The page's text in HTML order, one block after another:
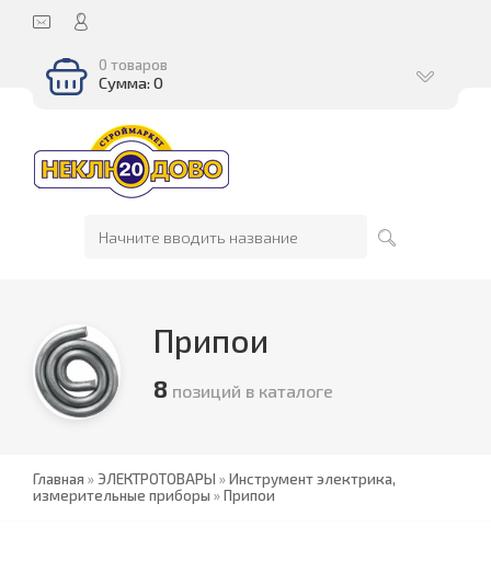
0 товаров
Сумма: 0
Припои
8 позиций в каталоге
Главная »ЭЛЕКТРОТОВАРЫ »Инструмент электрика,
измерительные приборы »Припои